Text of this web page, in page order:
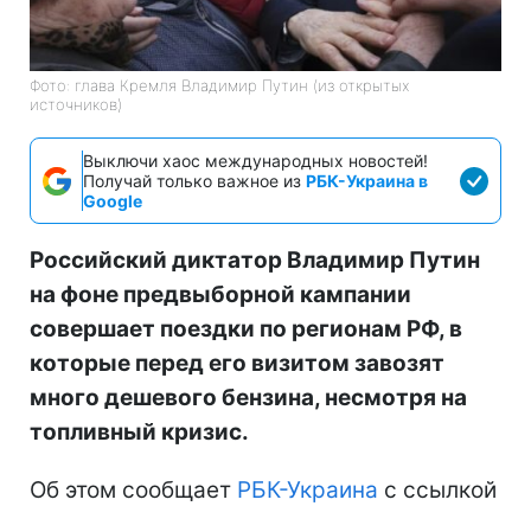
Фото: глава Кремля Владимир Путин (из открытых
источников)
Выключи хаос международных новостей!
Получай только важное из РБК-Украина в
Google
Российский диктатор Владимир Путин
на фоне предвыборной кампании
совершает поездки по регионам РФ, в
которые перед его визитом завозят
много дешевого бензина, несмотря на
топливный кризис.
Об этом сообщает РБК-Украина с ссылкой